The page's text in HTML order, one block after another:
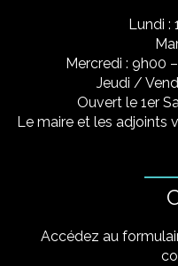
Lundi :
Mercredi : 9h00
Jeudi /
Ouvert le 1er
Le maire et les adjoints
Accédez au